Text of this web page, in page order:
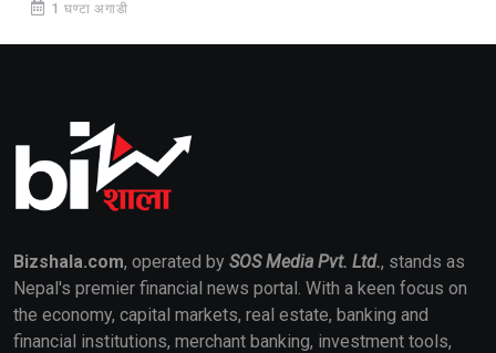
1 घण्टा अगाडी
Bizshala.com, operated by SOS Media Pvt. Ltd., stands as
Nepal's premier financial news portal. With a keen focus on
the economy, capital markets, real estate, banking and
financial institutions, merchant banking, investment tools,